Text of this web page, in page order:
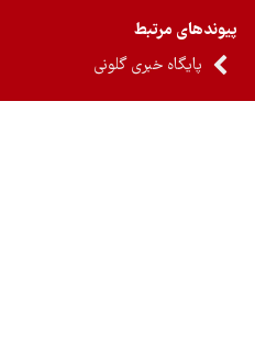
مرتبط
پایگاه خبری گلونی